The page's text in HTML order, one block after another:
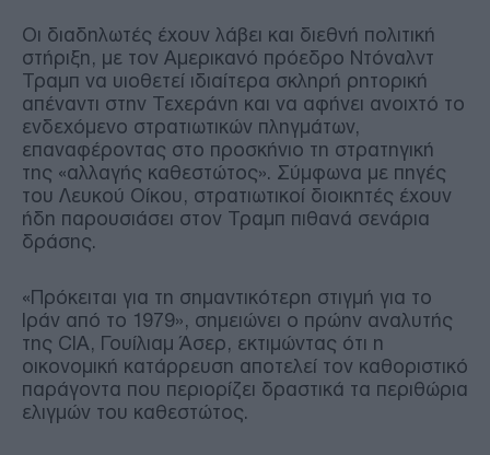
Οι διαδηλωτές έχουν λάβει και διεθνή πολιτική
στήριξη, με τον Αμερικανό πρόεδρο Ντόναλντ
Τραμπ να υιοθετεί ιδιαίτερα σκληρή ρητορική
απέναντι στην Τεχεράνη και να αφήνει ανοιχτό το
ενδεχόμενο στρατιωτικών πληγμάτων,
επαναφέροντας στο προσκήνιο τη στρατηγική
της «αλλαγής καθεστώτος». Σύμφωνα με πηγές
του Λευκού Οίκου, στρατιωτικοί διοικητές έχουν
ήδη παρουσιάσει στον Τραμπ πιθανά σενάρια
δράσης.
«Πρόκειται για τη σημαντικότερη στιγμή για το
Ιράν από το 1979», σημειώνει ο πρώην αναλυτής
της CIA, Γουίλιαμ Άσερ, εκτιμώντας ότι η
οικονομική κατάρρευση αποτελεί τον καθοριστικό
παράγοντα που περιορίζει δραστικά τα περιθώρια
ελιγμών του καθεστώτος.